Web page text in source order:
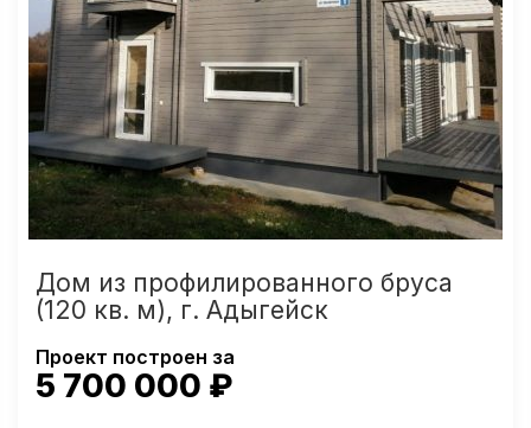
Дом из профилированного бруса
(120 кв. м), г. Адыгейск
Проект построен за
5 700 000 ₽